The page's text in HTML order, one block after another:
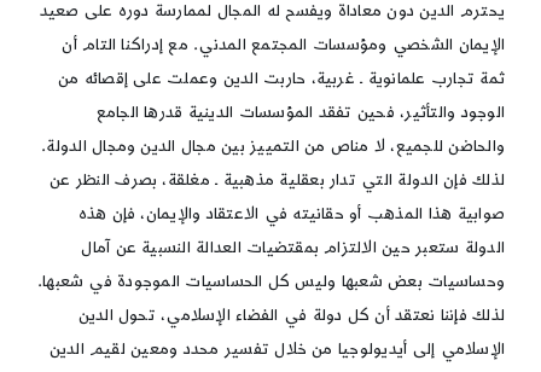
يحترم الدين دون معاداة ويفسح له المجال لممارسة دوره على صعيد
الإيمان الشخصي ومؤسسات المجتمع المدني. مع إدراكنا التام أن
ثمة تجارب علمانوية ـ غربية، حاربت الدين وعملت على إقصائه من
الوجود والتأثير، فحين تفقد المؤسسات الدينية قدرها الجامع
والحاضن للجميع، لا مناص من التمييز بين مجال الدين ومجال الدولة.
لذلك فإن الدولة التي تدار بعقلية مذهبية ـ مغلقة، بصرف النظر عن
صوابية هذا المذهب أو حقانيته في الاعتقاد والإيمان، فإن هذه
الدولة ستعبر حين الالتزام بمقتضيات العدالة النسبية عن آمال
وحساسيات بعض شعبها وليس كل الحساسيات الموجودة في شعبها.
لذلك فإننا نعتقد أن كل دولة في الفضاء الإسلامي، تحول الدين
الإسلامي إلى أيديولوجيا من خلال تفسير محدد ومعين لقيم الدين